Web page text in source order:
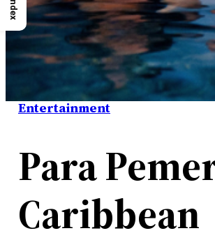
Entertainment
Para
Caribbean
Index